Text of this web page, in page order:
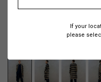
If your
please